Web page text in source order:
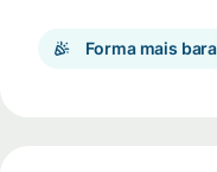
Forma mais